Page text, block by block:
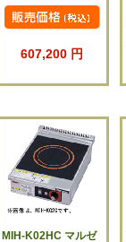
607,200 円
MIH-K02HC マルゼ